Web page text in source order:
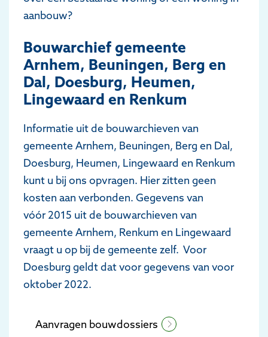
aanbouw?
Bouwarchief gemeente
Arnhem, Beuningen, Berg en
Dal, Doesburg, Heumen,
Lingewaard en Renkum
Informatie uit de bouwarchieven van
gemeente Arnhem, Beuningen, Berg en Dal,
Doesburg, Heumen, Lingewaard en Renkum
kunt u bij ons opvragen. Hier zitten geen
kosten aan verbonden. Gegevens van
vóór 2015 uit de bouwarchieven van
gemeente Arnhem, Renkum en Lingewaard
vraagt u op bij de gemeente zelf. Voor
Doesburg geldt dat voor gegevens van voor
oktober 2022.
Aanvragen bouwdossiers